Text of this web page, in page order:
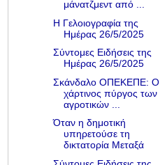
μάνατζμεντ από ...
Η Γελοιογραφία της
Ημέρας 26/5/2025
Σύντομες Ειδήσεις της
Ημέρας 26/5/2025
Σκάνδαλο ΟΠΕΚΕΠΕ: Ο
χάρτινος πύργος των
αγροτικών ...
Όταν η δημοτική
υπηρετούσε τη
δικτατορία Μεταξά